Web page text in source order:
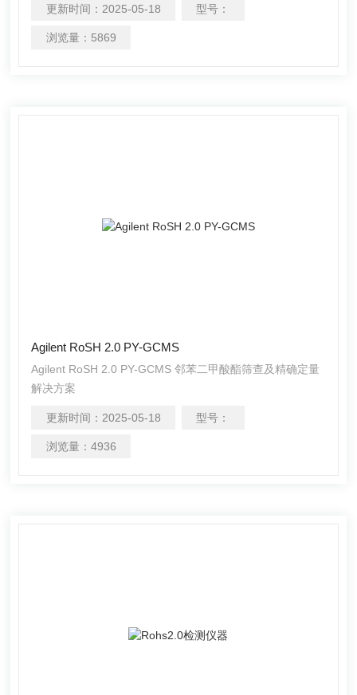
全、毒理学和法医 学等领域日益严苛的应用需求。我们的为
实际样品分析而优化设计的 GC/GCMS 系统，灵敏稳健，快
更新时间： 2025-05-18 型号：
浏览量： 5869
Agilent RoSH 2.0 PY-GCMS
Agilent RoSH 2.0 PY-GCMS 邻苯二甲酸酯筛查及精确定量
解决方案
更新时间： 2025-05-18 型号：
浏览量： 4936